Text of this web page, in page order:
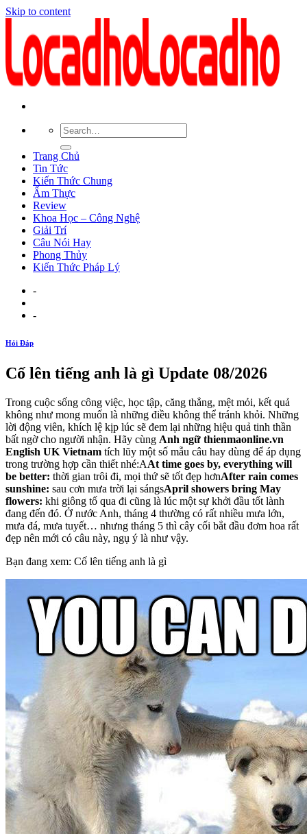
Skip to content
Trang Chủ
Tin Tức
Kiến Thức Chung
Ẩm Thực
Review
Khoa Học – Công Nghệ
Giải Trí
Câu Nói Hay
Phong Thủy
Kiến Thức Pháp Lý
-
-
Hỏi Đáp
Cố lên tiếng anh là gì Update 08/2026
Trong cuộc sống công việc, học tập, căng thẳng, mệt mỏi, kết quả
không như mong muốn là những điều không thể tránh khỏi. Những
lời động viên, khích lệ kịp lúc sẽ đem lại những hiệu quả tinh thần
bất ngờ cho người nhận. Hãy cùng Anh ngữ thienmaonline.vn
English UK Vietnam tích lũy một số mẫu câu hay dùng để áp dụng
trong trường hợp cần thiết nhé:AAt time goes by, everything will
be better: thời gian trôi đi, mọi thứ sẽ tốt đẹp hơnAfter rain comes
sunshine: sau cơn mưa trời lại sángsApril showers bring May
flowers: khi giông tố qua đi cũng là lúc một sự khởi đầu tốt lành
đang đến đó. Ở nước Anh, tháng 4 thường có rất nhiều mưa lớn,
mưa đá, mưa tuyết… nhưng tháng 5 thì cây cối bắt đầu đơm hoa rất
đẹp nên mới có câu này, ngụ ý là như vậy.
Bạn đang xem: Cố lên tiếng anh là gì